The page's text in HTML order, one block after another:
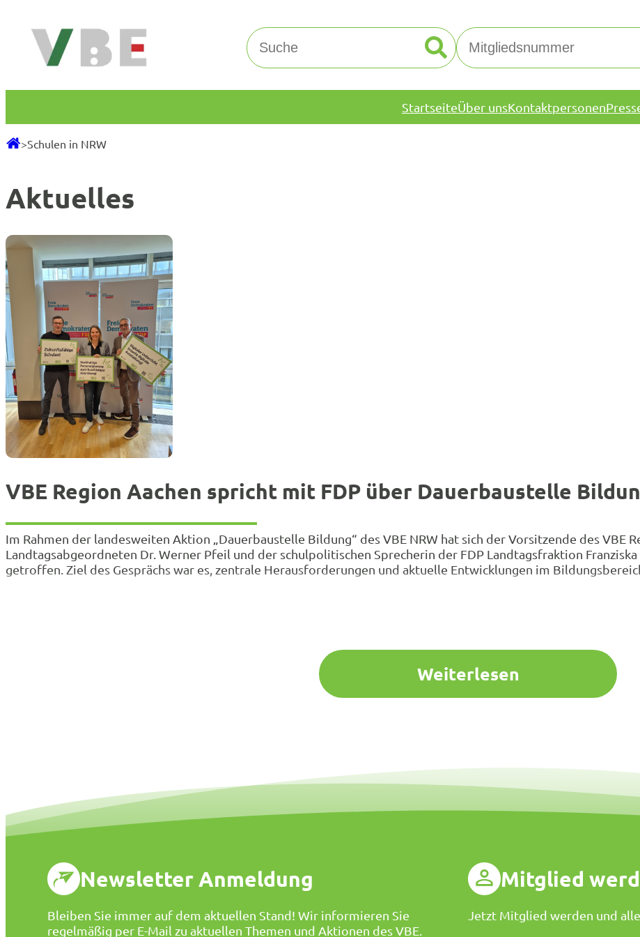
Inhalt
springen
Suchen
StartseiteÜber unsKontaktpersonen
>Schulen in NRW
Aktuelles
VBE Region Aachen spricht mit FDP über Dauerbaustelle
Im Rahmen der landesweiten Aktion „Dauerbaustelle Bildung“ des VBE NRW hat sich der Vorsitzende des VBE
Landtagsabgeordneten Dr. Werner Pfeil und der schulpolitischen Sprecherin der FDP Landtagsfraktion
getroffen. Ziel des Gesprächs war es, zentrale Herausforderungen und aktuelle Entwicklungen im
Weiterlesen
Newsletter Anmeldung
Bleiben Sie immer auf dem aktuellen Stand! Wir informieren Sie
regelmäßig per E-Mail zu aktuellen Themen und Aktionen des VBE.
Mitglied
Jetzt Mitglied werden und